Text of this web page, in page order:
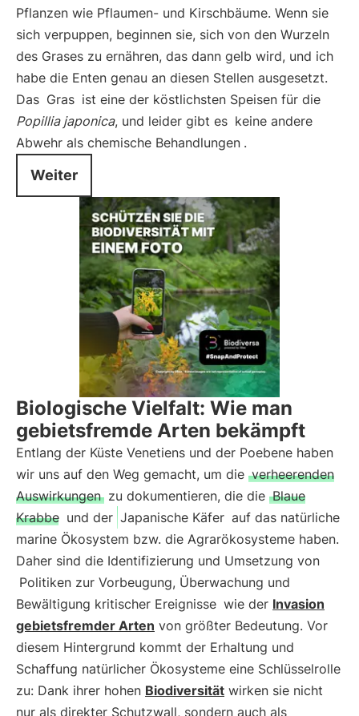
Pflanzen wie Pflaumen- und Kirschbäume. Wenn sie
sich verpuppen, beginnen sie, sich von den Wurzeln
des Grases zu ernähren, das dann gelb wird, und ich
habe die Enten genau an diesen Stellen ausgesetzt.
Das Gras ist eine der köstlichsten Speisen für die
Popillia japonica, und leider gibt es keine andere
Abwehr als chemische Behandlungen .
Weiter
Biologische Vielfalt: Wie man
gebietsfremde Arten bekämpft
Entlang der Küste Venetiens und der Poebene haben
wir uns auf den Weg gemacht, um die verheerenden
Auswirkungen zu dokumentieren, die die Blaue
Krabbe und der Japanische Käfer auf das natürliche
marine Ökosystem bzw. die Agrarökosysteme haben.
Daher sind die Identifizierung und Umsetzung von
Politiken zur Vorbeugung, Überwachung und
Bewältigung kritischer Ereignisse wie der Invasion
gebietsfremder Arten von größter Bedeutung. Vor
diesem Hintergrund kommt der Erhaltung und
Schaffung natürlicher Ökosysteme eine Schlüsselrolle
zu: Dank ihrer hohen Biodiversität wirken sie nicht
nur als direkter Schutzwall, sondern auch als